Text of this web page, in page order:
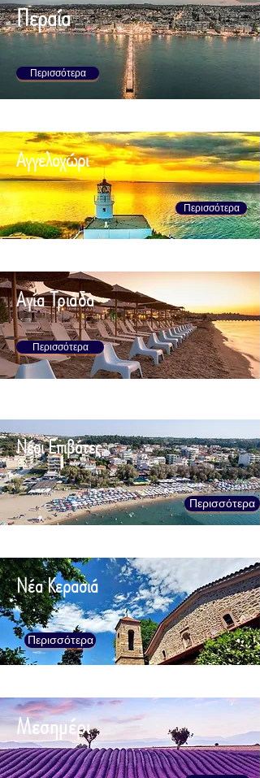
Περαία
Περισσότερα
Αγγελοχώρι
Περισσότερα
Αγία Τριάδα
Περισσότερα
Νέοι Επιβάτες
Περισσότερα
Νέα Κερασιά
Περισσότερα
Μεσημέρι